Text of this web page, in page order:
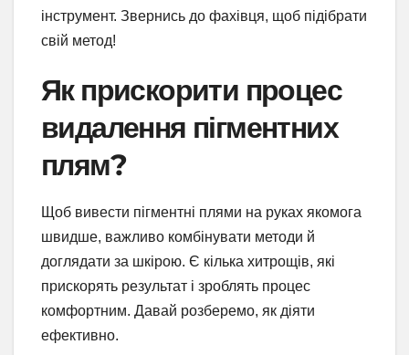
інструмент. Звернись до фахівця, щоб підібрати
свій метод!
Як прискорити процес
видалення пігментних
плям?
Щоб вивести пігментні плями на руках якомога
швидше, важливо комбінувати методи й
доглядати за шкірою. Є кілька хитрощів, які
прискорять результат і зроблять процес
комфортним. Давай розберемо, як діяти
ефективно.